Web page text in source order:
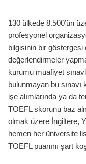
130 ülkede 8.500’ün
profesyonel
bilgisinin bir
değerlendirmeler
kurumu muafiyet
bulunmayan bu
işe alımlarında ya da
TOEFL skorunu baz
olmak üzere İngiltere,
hemen her üniversite
TOEFL puanını şart